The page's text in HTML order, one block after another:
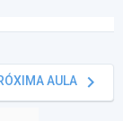
AULA keyboard_arrow_right